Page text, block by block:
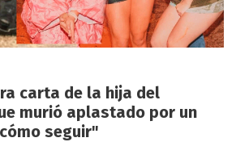
carta de la hija del
murió aplastado por un
seguir"